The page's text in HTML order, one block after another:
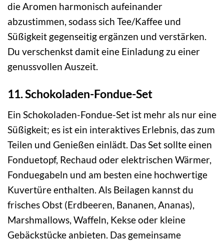
die Aromen harmonisch aufeinander
abzustimmen, sodass sich Tee/Kaffee und
Süßigkeit gegenseitig ergänzen und verstärken.
Du verschenkst damit eine Einladung zu einer
genussvollen Auszeit.
11. Schokoladen-Fondue-Set
Ein Schokoladen-Fondue-Set ist mehr als nur eine
Süßigkeit; es ist ein interaktives Erlebnis, das zum
Teilen und Genießen einlädt. Das Set sollte einen
Fonduetopf, Rechaud oder elektrischen Wärmer,
Fonduegabeln und am besten eine hochwertige
Kuvertüre enthalten. Als Beilagen kannst du
frisches Obst (Erdbeeren, Bananen, Ananas),
Marshmallows, Waffeln, Kekse oder kleine
Gebäckstücke anbieten. Das gemeinsame